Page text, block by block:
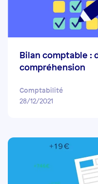
Bilan comptable :
compréhension
Comptabilité
28/12/2021